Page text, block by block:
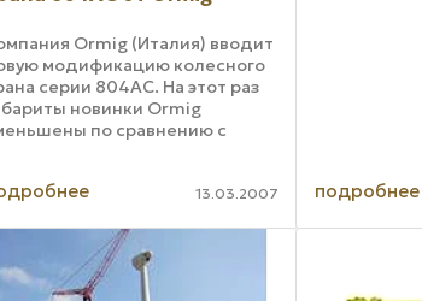
Ormig (Италия) вводит
модификацию колесного
серии 804AC. На этот раз
новинки Ormig
по сравнению с
нового 804AC в
13.03.2007 подробнее